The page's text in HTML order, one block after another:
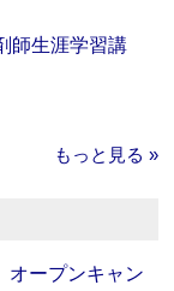
師生涯学習講
もっと見る »
ープンキャン